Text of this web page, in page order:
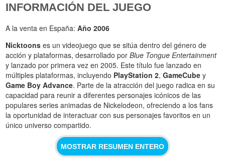
INFORMACIÓN DEL JUEGO
A la venta en España:Año 2006
Nicktoons es un videojuego que se sitúa dentro del género de
acción y plataformas, desarrollado porBlue Tongue Entertainment
y lanzado por primera vez en 2005. Este título fue lanzado en
múltiples plataformas, incluyendo PlayStation 2,GameCube y
Game Boy Advance. Parte de la atracción del juego radica en su
capacidad para reunir a diferentes personajes icónicos de las
populares series animadas de Nickelodeon, ofreciendo a los fans
la oportunidad de interactuar con sus personajes favoritos en un
único universo compartido.
MOSTRAR RESUMEN ENTERO